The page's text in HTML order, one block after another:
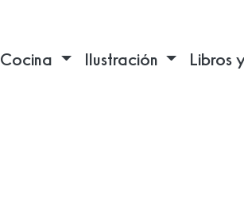
Cocina Ilustración Libros